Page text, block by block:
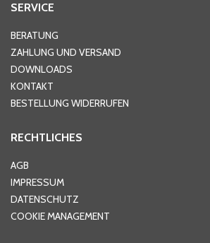
Hausnummer
Ort*
Telefon
SERVICE
BERATUNG
ZAHLUNG UND VERSAND
DOWNLOADS
KONTAKT
BESTELLUNG WIDERRUFEN
RECHTLICHES
AGB
IMPRESSUM
DATENSCHUTZ
COOKIE MANAGEMENT